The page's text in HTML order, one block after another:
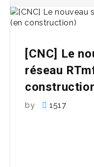
[CNC] Le
réseau
by 1517